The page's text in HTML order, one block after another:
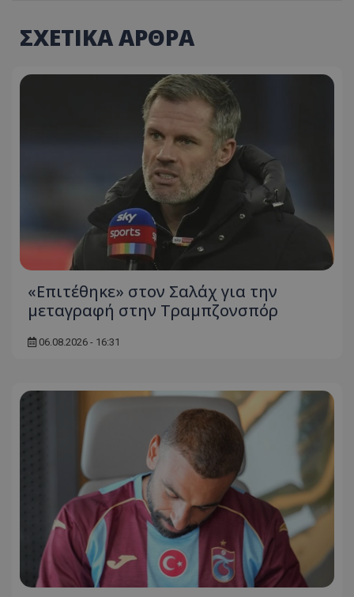
ΣΧΕΤΙΚΑ ΑΡΘΡΑ
«Επιτέθηκε» στον Σαλάχ για την
μεταγραφή στην Τραμπζονσπόρ
06.08.2026 - 16:31